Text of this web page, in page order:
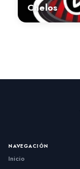
Chelos
NAVEGACIÓN
Inicio